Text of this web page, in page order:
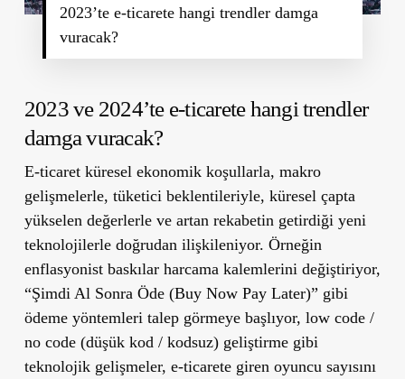
2023’te e-ticarete hangi trendler damga
vuracak?
2023 ve 2024’te e-ticarete hangi trendler
damga vuracak?
E-ticaret küresel ekonomik koşullarla, makro
gelişmelerle, tüketici beklentileriyle, küresel çapta
yükselen değerlerle ve artan rekabetin getirdiği yeni
teknolojilerle doğrudan ilişkileniyor. Örneğin
enflasyonist baskılar harcama kalemlerini değiştiriyor,
“Şimdi Al Sonra Öde (Buy Now Pay Later)” gibi
ödeme yöntemleri talep görmeye başlıyor, low code /
no code (düşük kod / kodsuz) geliştirme gibi
teknolojik gelişmeler, e-ticarete giren oyuncu sayısını